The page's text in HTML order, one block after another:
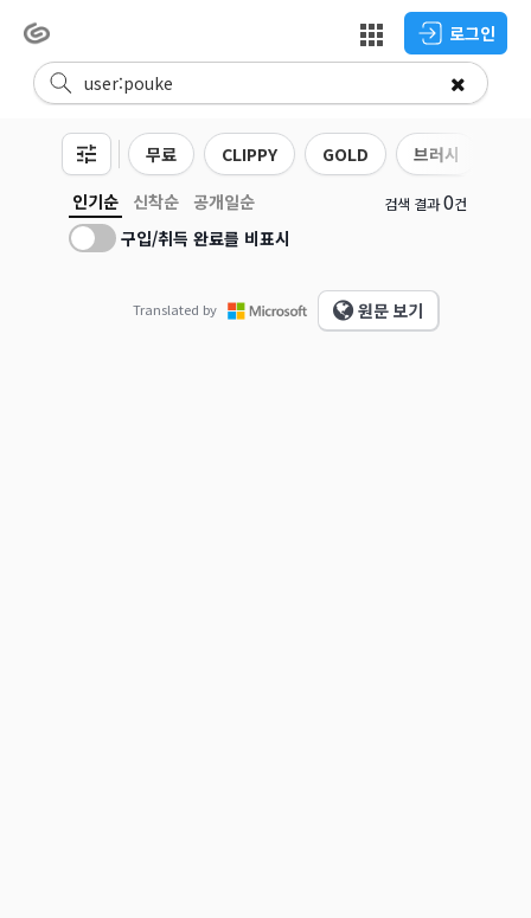
로그인
무료 CLIPPY GOLD 브러시
인기순
신착순
공개일순
구입/취득 완료를 비표시
검색 결과0건
Translated by 원문 보기